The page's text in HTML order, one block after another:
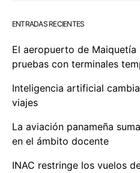
ENTRADAS RECIENTES
El aeropuerto de
pruebas con terminales
Inteligencia artificial
viajes
La aviación panameña
en el ámbito docente
INAC restringe los vuelos